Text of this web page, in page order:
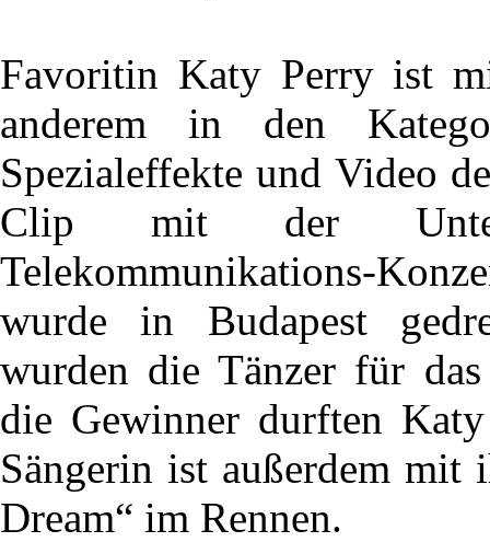
Favoritin Katy Perry ist
anderem in den
Spezialeffekte und Video
Clip mit der
Telekommunikations-
wurde in Budapest
wurden die Tänzer für
die Gewinner durften
Sängerin ist außerdem mit
Dream“ im Rennen.